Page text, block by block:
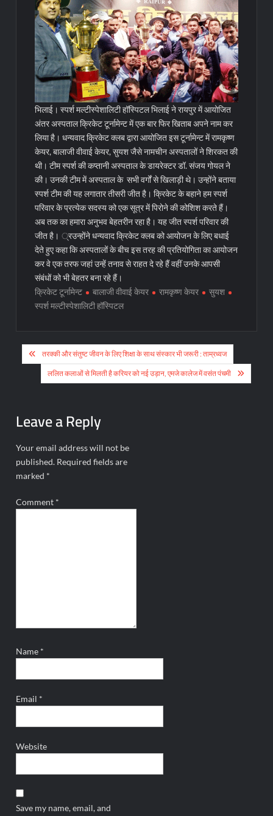
भिलाई। स्पर्श मल्टीस्पेशालिटी हॉस्पिटल भिलाई ने रायपुर में आयोजित
अंतर अस्पताल क्रिकेट टूर्नामेन्ट में एक बार फिर खिताब अपने नाम कर
लिया है। धन्यवाद क्रिकेट क्लब द्वारा आयोजित इस टूर्नामेन्ट में रामकृष्ण
केयर, बालाजी वीवाई केयर, सुयश जैसे नामचीन अस्पतालों ने शिरकत की
थी।टीम स्पर्श की कप्तानी अस्पताल के डायरेक्टर डॉ. संजय गोयल ने
की। उनकी टीम में अस्पताल के सभी वर्गों से खिलाड़ी थे। उन्होंने बताया
स्पर्श टीम की यह लगातार तीसरी जीत है। क्रिकेट के बहाने हम स्पर्श
परिवार के प्रत्येक सदस्य को एक सूत्र में पिरोने की कोशिश करते हैं।
अब तक का हमारा अनुभव बेहतरीन रहा है। यह जीत स्पर्श परिवार की
जीत है। ्रउन्होंने धन्यवाद क्रिकेट क्लब को आयोजन के लिए बधाई
देते हुए कहा कि अस्पतालों के बीच इस तरह की प्रतियोगिता का आयोजन
कर वे एक तरफ जहां उन्हें तनाव से राहत दे रहे हैं वहीं उनके आपसी
संबंधों को भी बेहतर बना रहे हैं।
क्रिकेट टूर्नामेन्ट
बालाजी वीवाई केयर रामकृष्ण केयर
सुयश
स्पर्श मल्टीस्पेशालिटी हॉस्पिटल
Post
navigation
तरक्की और संतुष्ट जीवन के लिए शिक्षा के साथ संस्कार भी जरूरी : ताम्रध्वज
ललित कलाओं से मिलती है करियर को नई उड़ान, एमजे कालेज में वसंत पंचमी
Leave a Reply
Your email address will not be
published. Required fields are
marked *
Comment *
Name *
Email *
Website
Save my name, email, and